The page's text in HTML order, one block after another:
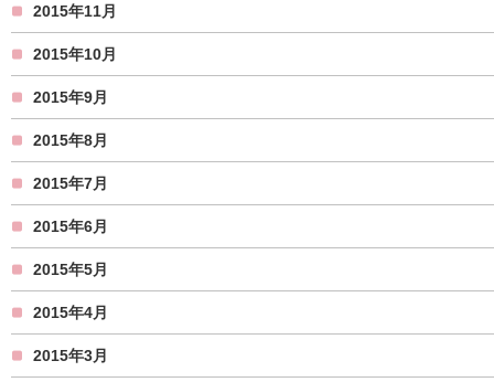
2015年11月
2015年10月
2015年9月
2015年8月
2015年7月
2015年6月
2015年5月
2015年4月
2015年3月